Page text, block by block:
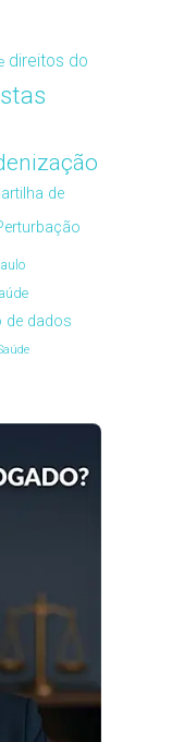
direitos do
de
de dados